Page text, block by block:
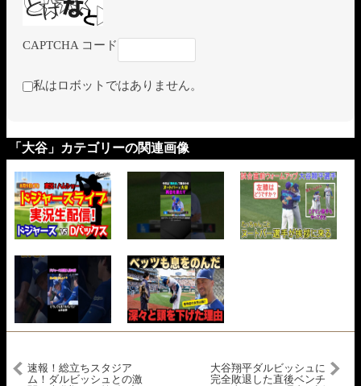
CAPTCHA コード
私はロボットではありません。
「大谷」カテゴリーの関連画像
速報！総立ちスタジア
ム！ダルビッシュとの激
大谷翔平ダルビッシュに
完全敗退した直後ベンチ